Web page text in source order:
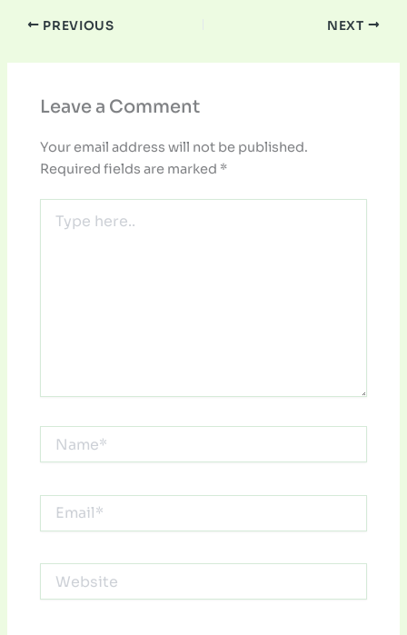
PREVIOUS NEXT
Leave a Comment
Your email address will not be published.
Required fields are marked *
here..
Email*